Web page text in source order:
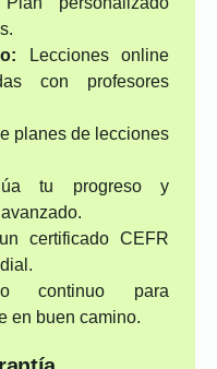
Lecciones online
con profesores
planes de lecciones
tu progreso y
certificado CEFR
continuo para
en buen camino.